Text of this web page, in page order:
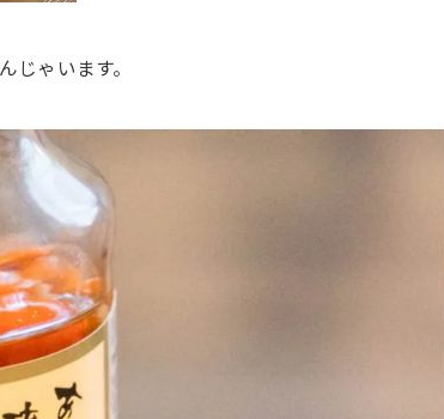
ゃいます。